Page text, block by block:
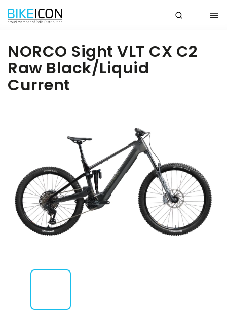
NORCO Sight VLT CX C2
Raw Black/Liquid
Current